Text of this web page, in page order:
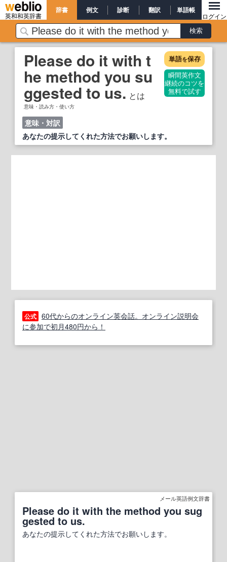
英和和英辞書
辞書 例文 診断 翻訳 単語帳
ログイン
Please do it with t
he method you su
ggested to us. とは
意味・読み方・使い方
単語を保存
瞬間英作文
継続のコツを
無料で試す
意味・対訳
あなたの提示してくれた方法でお願いします。
公式 60代からのオンライン英会話。オンライン説明会
に参加で初月480円から！
メール英語例文辞書
Please do it with the method you sug
gested to us.
あなたの提示してくれた方法でお願いします。